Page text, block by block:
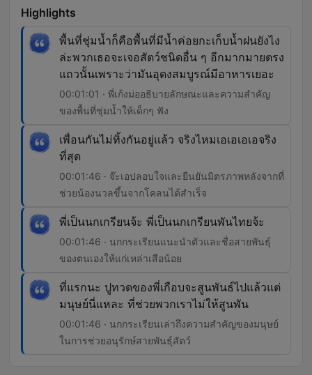
Highlights
พื้นที่ชุ่มน้ำก็คือพื้นที่มีน้ำค่อยกะเก็บน้ำฝนยังไง
ล่ะพวกเธอจะเจอสัตว์ชนิดอื่น ๆ อีกมากมายตรง
แถวนั้นเพราะว่ามันอุดงสมบูรณ์มีอาหารเยอะ
00:01:01 · พี่เก้งม่ออธิบายลักษณะและความสำคัญ
ของพื้นที่ชุ่มน้ำให้เด็กๆ ฟัง
เพื่อนกันไม่ทิ้งกันอยู่แล้ว จริงไหมเอเอเอเอจริง
ที่สุด
00:01:46 · จ๊ะเอปลอบใจและยืนยันมิตรภาพหลังจากที่
ช่วยน้องนวลขึ้นจากโคลนได้สำเร็จ
พี่เป็นนกเกรียนจ้ะ พี่เป็นนกเกรียนพันไทยจ้ะ
00:01:46 · นกกระเรียนแนะนำตัวและชื่อสายพันธุ์
ของตนเองให้แก่เหล่าเสือน้อย
ที่แรกนะ ปูทวดของพี่เกือบจะสูนพันธ์ไปแล้วแต่
มนุษย์นี่แหละ ที่ช่วยพวกเราไม่ให้สูนพัน
00:01:46 · นกกระเรียนเล่าถึงความสำคัญของมนุษย์
ในการช่วยอนุรักษ์สายพันธุ์สัตว์